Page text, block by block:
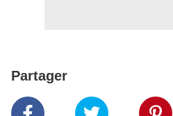
Partager